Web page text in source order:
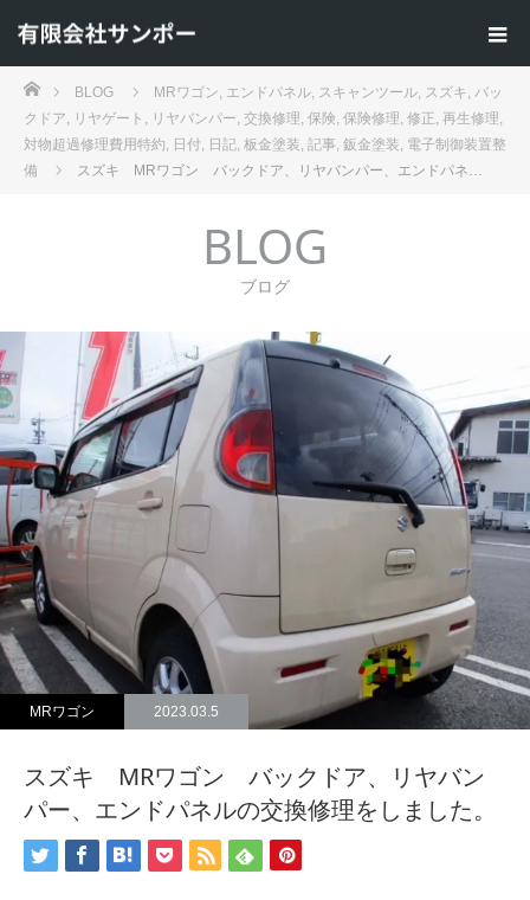
ホームBLOG MRワゴン, エンドパネル, スキャンツール, スズキ, バッ
クドア, リヤゲート , リヤバンパー, 交換修理, 保険, 保険修理, 修正, 再生修理,
対物超過修理費用特約, 日付, 日記, 板金塗装, 記事, 鈑金塗装, 電子制御装置整
備
スズキ MRワゴン バックドア、リヤバンパー、エンドパネ…
BLOG
ブログ
MRワゴン 2023.03.5
スズキ MRワゴン バックドア、リヤバン
パー、エンドパネルの交換修理をしました。